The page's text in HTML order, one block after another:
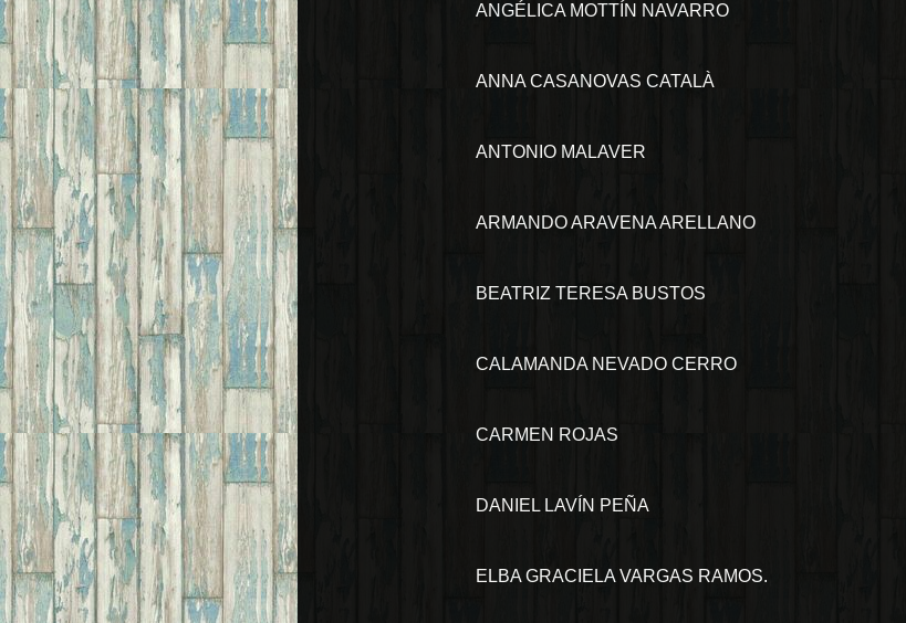
ANGÉLICA MOTTÍN NAVARRO
ANNA CASANOVAS CATALÀ
ANTONIO MALAVER
ARMANDO ARAVENA ARELLANO
BEATRIZ TERESA BUSTOS
CALAMANDA NEVADO CERRO
CARMEN ROJAS
DANIEL LAVÍN PEÑA
ELBA GRACIELA VARGAS RAMOS.